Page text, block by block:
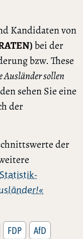
Kandidaten von
bei der
bzw. These
Ausländer sollen
sehen Sie eine
der
der
FDP
AfD